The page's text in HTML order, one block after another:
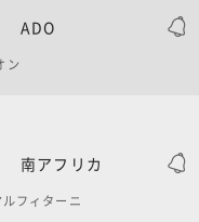
ADO
ン
南アフリカ
フィターニ